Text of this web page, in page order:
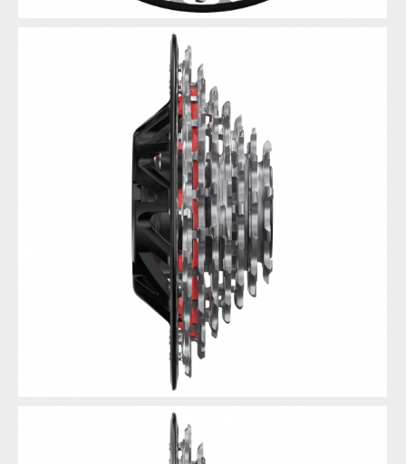
Novinka: Sram XX DH Transmission - Eagle pro sjezdaře
Novinka: Sram XX DH Transmission - Eagle pro sjezdaře
Novinka: Sram XX DH Transmission - Eagle pro sjezdaře
Novinka: Sram XX DH Transmission - Eagle pro sjezdaře
Novinka: Sram XX DH Transmission - Eagle pro sjezdaře
Novinka: Sram XX DH Transmission - Eagle pro sjezdaře